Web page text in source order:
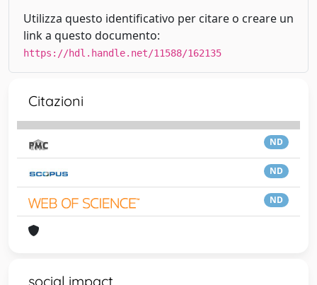
Utilizza questo identificativo per citare o creare un
link a questo documento:
https://hdl.handle.net/11588/162135
Citazioni
ND
ND
ND
social impact